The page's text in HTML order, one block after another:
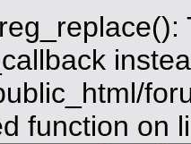
function on